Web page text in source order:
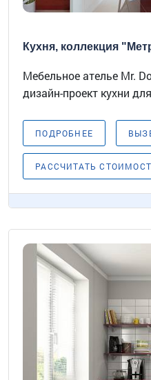
Кухня, коллекция
Мебельное ателье Mr.
дизайн-проект кухни
ПОДРОБНЕЕ
РАССЧИТАТЬ